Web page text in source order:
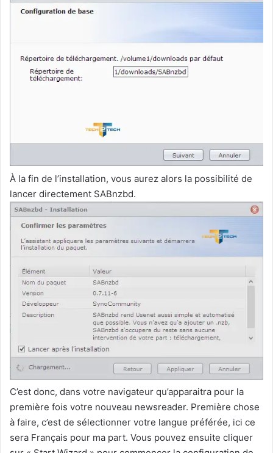
À la fin de l’installation, vous aurez alors la possibilité de
lancer directement SABnzbd.
C’est donc, dans votre navigateur qu’apparaitra pour la
première fois votre nouveau newsreader. Première chose
à faire, c’est de sélectionner votre langue préférée, ici ce
sera Français pour ma part. Vous pouvez ensuite cliquer